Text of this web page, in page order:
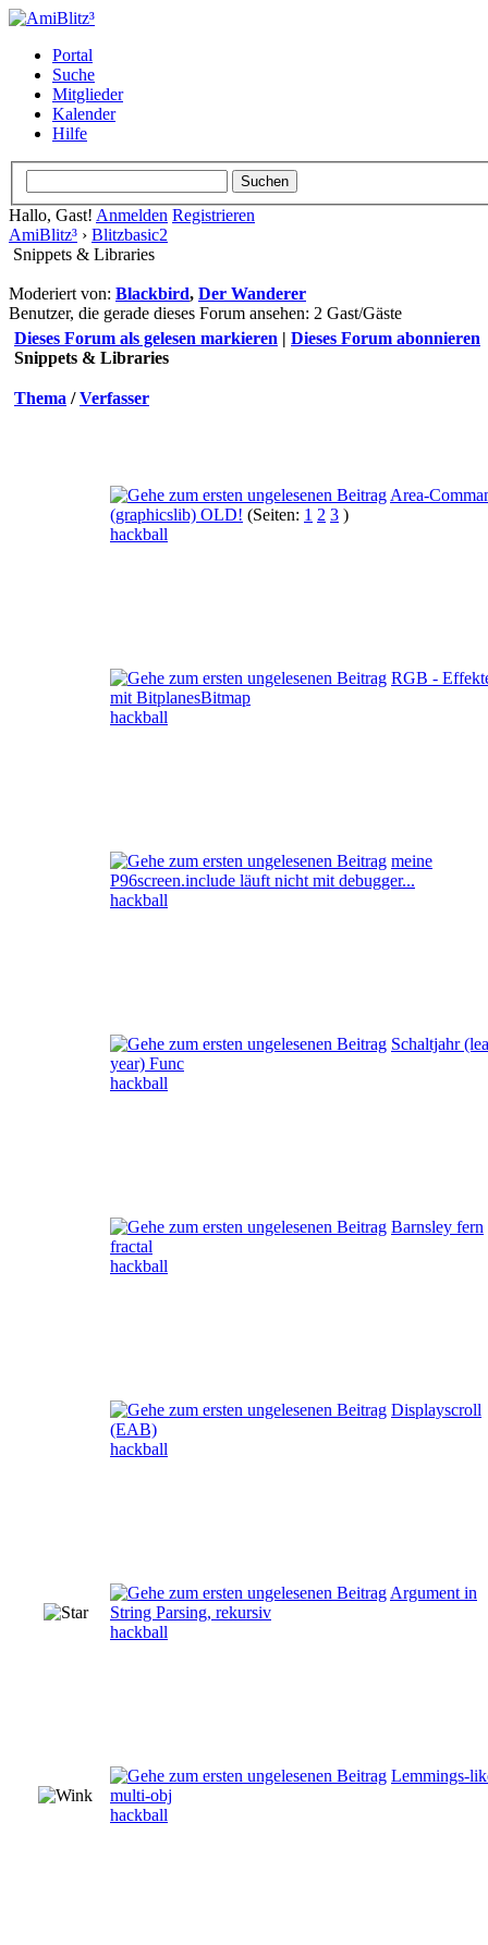
Portal
Suche
Mitglieder
Kalender
Hilfe
Hallo, Gast! Anmelden Registrieren
AmiBlitz³ › Blitzbasic2
Snippets & Libraries
Moderiert von: Blackbird, Der Wanderer
Benutzer, die gerade dieses Forum ansehen: 2 Gast/Gäste
Dieses Forum als gelesen markieren | Dieses Forum abonnieren
Snippets & Libraries
Thema /Verfasser
Area-
(graphicslib) OLD! (Seiten: 1 2 3 )
hackball
RGB -
mit BitplanesBitmap
hackball
meine
P96screen.include läuft nicht mit debugger...
hackball
Schaltjahr
year) Func
hackball
Barnsley fern
fractal
hackball
Displayscroll
(EAB)
hackball
Argument in
String Parsing, rekursiv
hackball
Lemmings-
multi-obj
hackball